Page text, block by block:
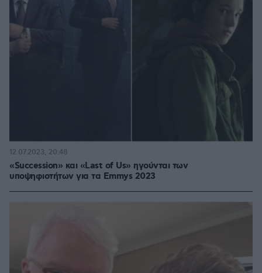
«Succession» και «Last of Us» ηγούνται των
υποψηφιοτήτων για τα Emmys 2023
12.07.2023, 20:48